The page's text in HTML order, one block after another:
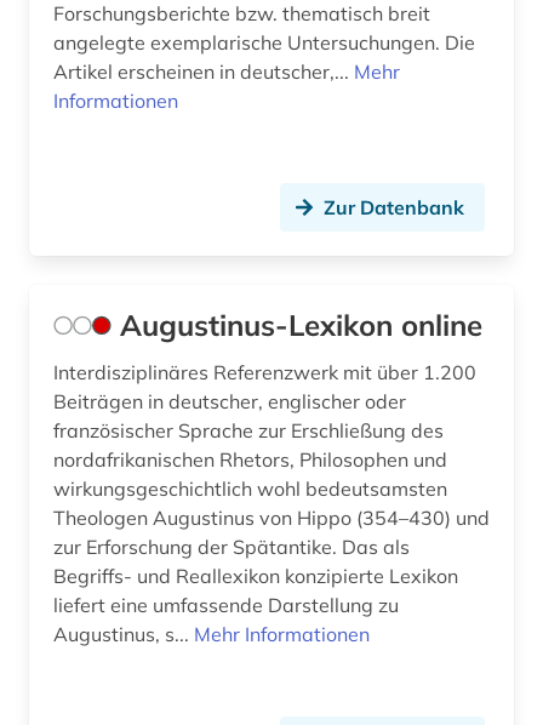
petrarca (1)
phaedrus (1)
philosopie in der welt des islam (1)
phöniker (1)
phönikien (1)
platon (1)
plinius caecilius secundus, gaius |
schriftsteller; politiker; rechtsanwalt (1)
plotinus (1)
Forschungsberichte bzw. thematisch breit
angelegte exemplarische Untersuchungen. Die
Artikel erscheinen in deutscher,... Mehr
Informationen
Zur Datenbank
Augustinus-Lexikon online
Interdisziplinäres Referenzwerk mit über 1.200
Beiträgen in deutscher, englischer oder
französischer Sprache zur Erschließung des
nordafrikanischen Rhetors, Philosophen und
wirkungsgeschichtlich wohl bedeutsamsten
Theologen Augustinus von Hippo (354–430) und
zur Erforschung der Spätantike. Das als
Begriffs- und Reallexikon konzipierte Lexikon
liefert eine umfassende Darstellung zu
Augustinus, s... Mehr Informationen